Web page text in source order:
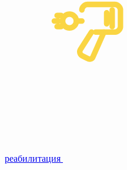
реабилитация